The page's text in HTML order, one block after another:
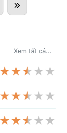
Xem tất cả...